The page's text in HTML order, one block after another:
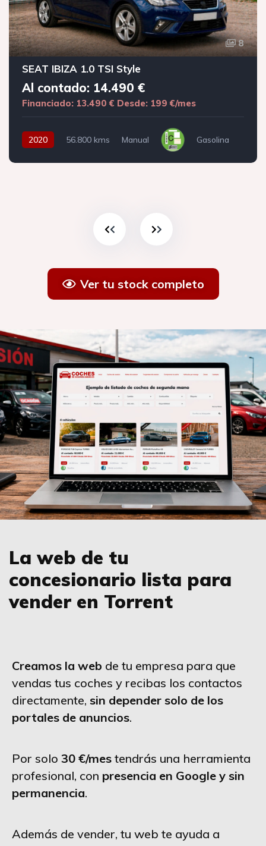
8
SEAT IBIZA 1.0 TSI Style
Al contado: 14.490 €
Financiado: 13.490 € Desde: 199 €/mes
2020 56.800 kms Manual Gasolina
Ver tu stock completo
La web de tu
concesionario lista para
vender en Torrent
Creamos la web de tu empresa para que
vendas tus coches y recibas los contactos
directamente, sin depender solo de los
portales de anuncios.
Por solo 30 €/mes tendrás una herramienta
profesional, con presencia en Google y sin
permanencia.
Además de vender, tu web te ayuda a